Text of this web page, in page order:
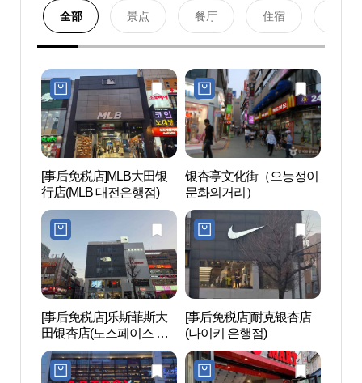
全部 景点 餐厅 住宿
[事后免税店]MLB大田银
行店(MLB 대전은행점)
银杏亭文化街（으능정이
문화의거리）
[事后免税店]乐斯菲斯大
田银杏店(노스페이스 대
전은행점)
[事后免税店]耐克银杏店
(나이키 은행점)